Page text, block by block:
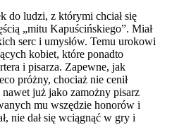
do ludzi, z którymi chciał się
„mitu Kapuścińskiego”. Miał
serc i umysłów. Temu urokowi
kobiet, które ponadto
i pisarza. Zapewne, jak
próżny, chociaż nie cenił
już jako zamożny pisarz
mu wszędzie honorów i
nie dał się wciągnąć w gry i